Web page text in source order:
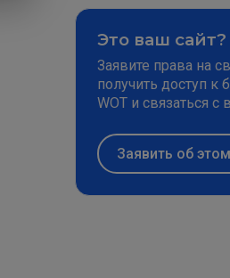
Это ваш сайт?
Заявите права на
получить доступ к
WOT и связаться
Заявить об